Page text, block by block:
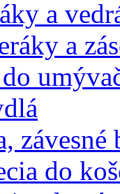
a
a
závesné
do